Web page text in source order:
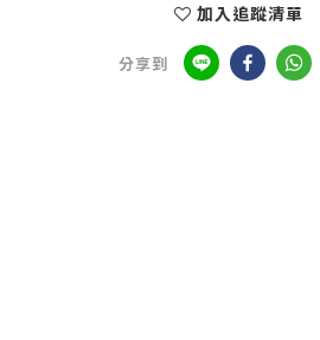
加入追蹤清單
分享到